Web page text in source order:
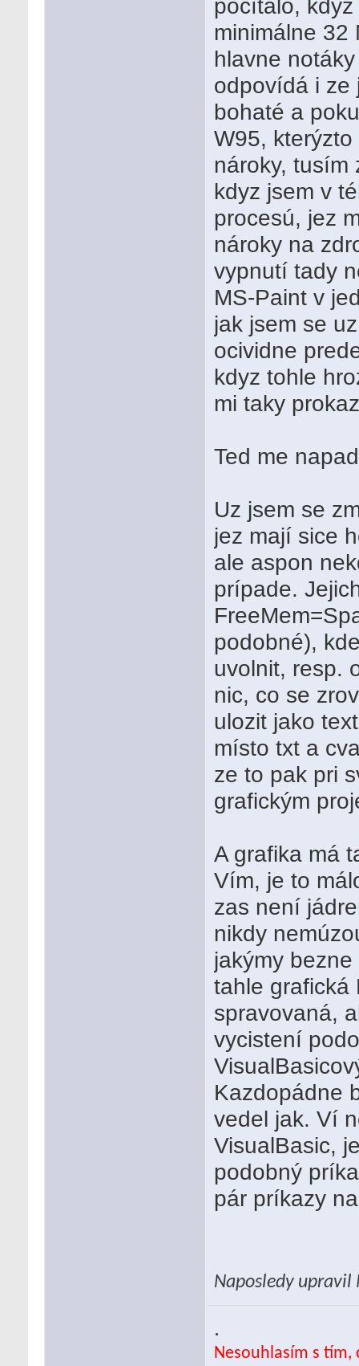
pocítalo,
minimálne 32
hlavne
odpovídá i ze
bohaté a
W95,
nároky, tusím
kdyz jsem v
procesú, jez
nároky na
vypnutí tady
MS-Paint v
jak jsem se
ocividne
kdyz tohle
mi taky
Ted me
Uz jsem se
jez mají sice
ale aspon
prípade.
podobné),
uvolnit, resp.
nic, co se
ulozit jako
místo txt a
ze to pak pri
grafickým
A grafika má
Vím, je to
zas není
nikdy
jakýmy
tahle grafická
spravovaná,
vycistení
Kazdopádne
vedel jak. Ví
VisualBasic,
podobný
pár príkazy
Naposledy
.
Nesouhlasím s